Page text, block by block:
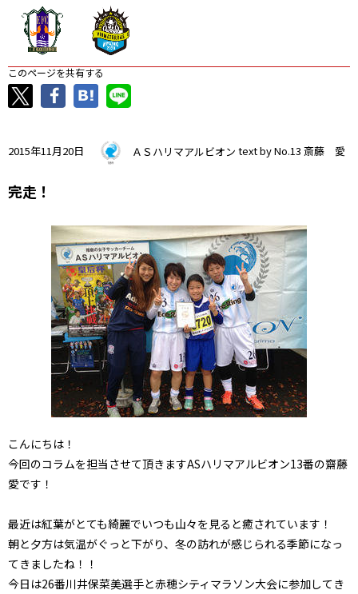
このページを共有する
2015年11月20日 ＡＳハリマアルビオン text by No.13 斎藤 愛
完走！
こんにちは！
今回のコラムを担当させて頂きますASハリマアルビオン13番の齋藤
愛です！
最近は紅葉がとても綺麗でいつも山々を見ると癒されています！
朝と夕方は気温がぐっと下がり、冬の訪れが感じられる季節になっ
てきましたね！！
今日は26番川井保菜美選手と赤穂シティマラソン大会に参加してき